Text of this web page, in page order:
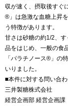
収が速く、摂取後すぐ
®」は急激な血糖上昇
う特徴があります。
甘さは砂糖の約1/2、
品をはじめ、一般の食
「パラチノース®」の
いりました。
■本件に対する問い合
三井製糖株式会社
経営企画部 経営企画課